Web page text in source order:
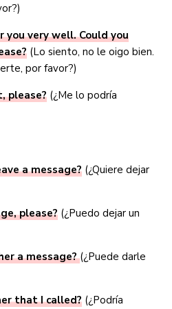
you very well. Could you
(Lo siento, no le oigo bien.
por favor?)
please? (¿Me lo podría
a message? (¿Quiere dejar
please? (¿Puedo dejar un
a message?(¿Puede darle
that I called? (¿Podría